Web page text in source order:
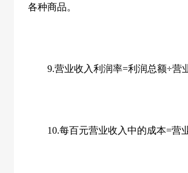
各种商品。
9.营业收入利润率=利润总额÷营
10.每百元营业收入中的成本=营